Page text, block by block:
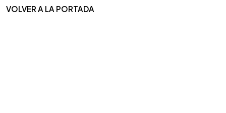
VOLVER A LA PORTADA